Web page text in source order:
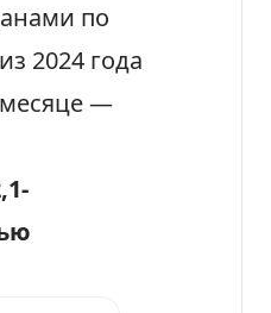
по
2024 года
—